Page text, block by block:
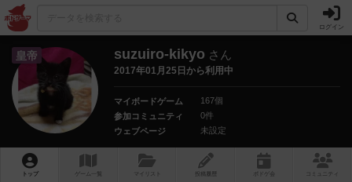
ログイン
皇帝 suzuiro-kikyo さん
2017年01月25日から利用中
マイボードゲーム
167個
参加コミュニティ
0件
ウェブページ
未設定
トップ ゲーム一覧 マイリスト 投稿履歴 ボ ドゲ コミュニティ